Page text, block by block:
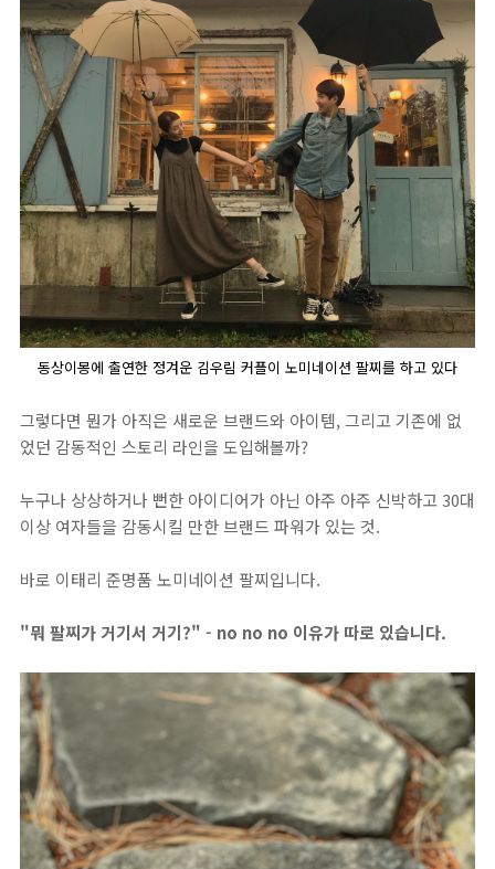
동상이몽에 출연한 정겨운 김우림 커플이 노미네이션 팔찌를 하고 있다
그렇다면 뭔가 아직은 새로운 브랜드와 아이템, 그리고 기존에 없
었던 감동적인 스토리 라인을 도입해볼까?
누구나 상상하거나 뻔한 아이디어가 아닌 아주 아주 신박하고 30대
이상 여자들을 감동시킬 만한 브랜드 파워가 있는 것.
바로 이태리 준명품 노미네이션 팔찌입니다.
"뭐 팔찌가 거기서 거기?" - no no no 이유가 따로 있습니다.